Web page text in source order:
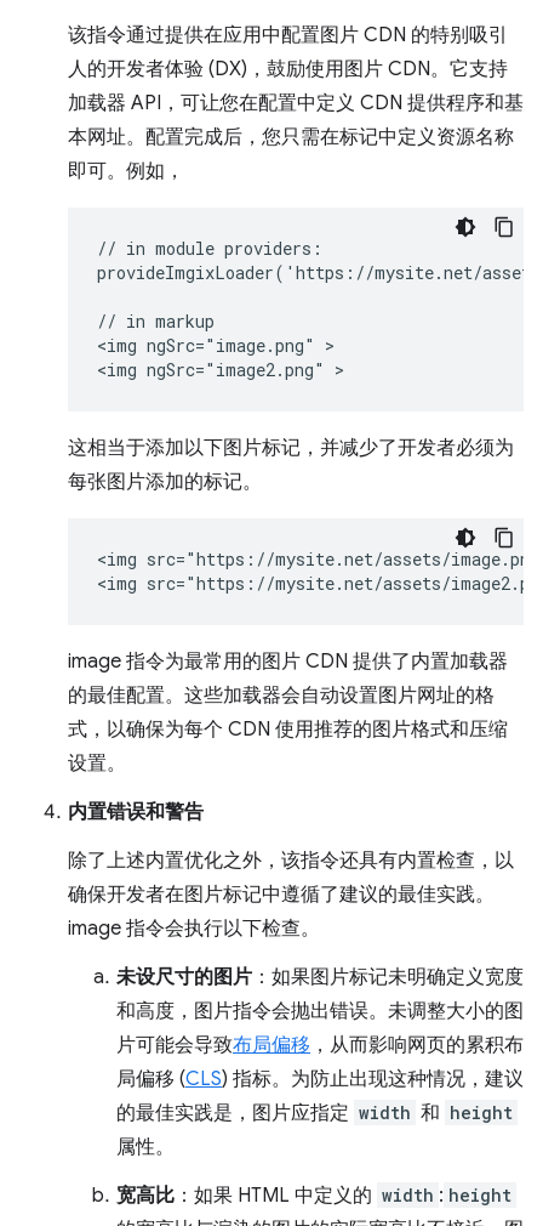
该指令通过提供在应用中配置图片 CDN 的特别吸引
人的开发者体验 (DX)，鼓励使用图片 CDN。它支持
加载器 API，可让您在配置中定义 CDN 提供程序和基
本网址。配置完成后，您只需在标记中定义资源名称
即可。例如，
// in module providers:
provideImgixLoader('https://mysite.net/
// in markup
<img ngSrc="image.png" >
这相当于添加以下图片标记，并减少了开发者必须为
每张图片添加的标记。
<img src="https://mysite.net/assets/
image 指令为最常用的图片 CDN 提供了内置加载器
的最佳配置。这些加载器会自动设置图片网址的格
式，以确保为每个 CDN 使用推荐的图片格式和压缩
设置。
内置错误和警告
除了上述内置优化之外，该指令还具有内置检查，以
确保开发者在图片标记中遵循了建议的最佳实践。
image 指令会执行以下检查。
未设尺寸的图片 ：如果图片标记未明确定义宽度
和高度，图片指令会抛出错误。未调整大小的图
片可能会导致布局偏移 ，从而影响网页的累积布
局偏移 (CLS) 指标。为防止出现这种情况，建议
的最佳实践是，图片应指定 width 和 height
属性。
宽高比 ：如果 HTML 中定义的 width : height